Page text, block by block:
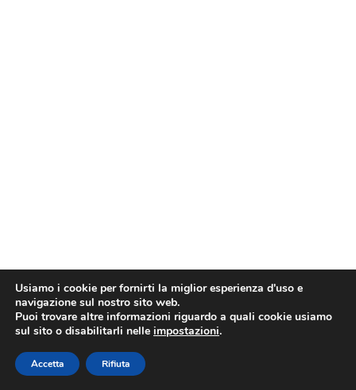
Usiamo i cookie per fornirti la miglior esperienza d'uso e
navigazione sul nostro sito web.
Puoi trovare altre informazioni riguardo a quali cookie usiamo
sul sito o disabilitarli nelle impostazioni.
Accetta Rifiuta